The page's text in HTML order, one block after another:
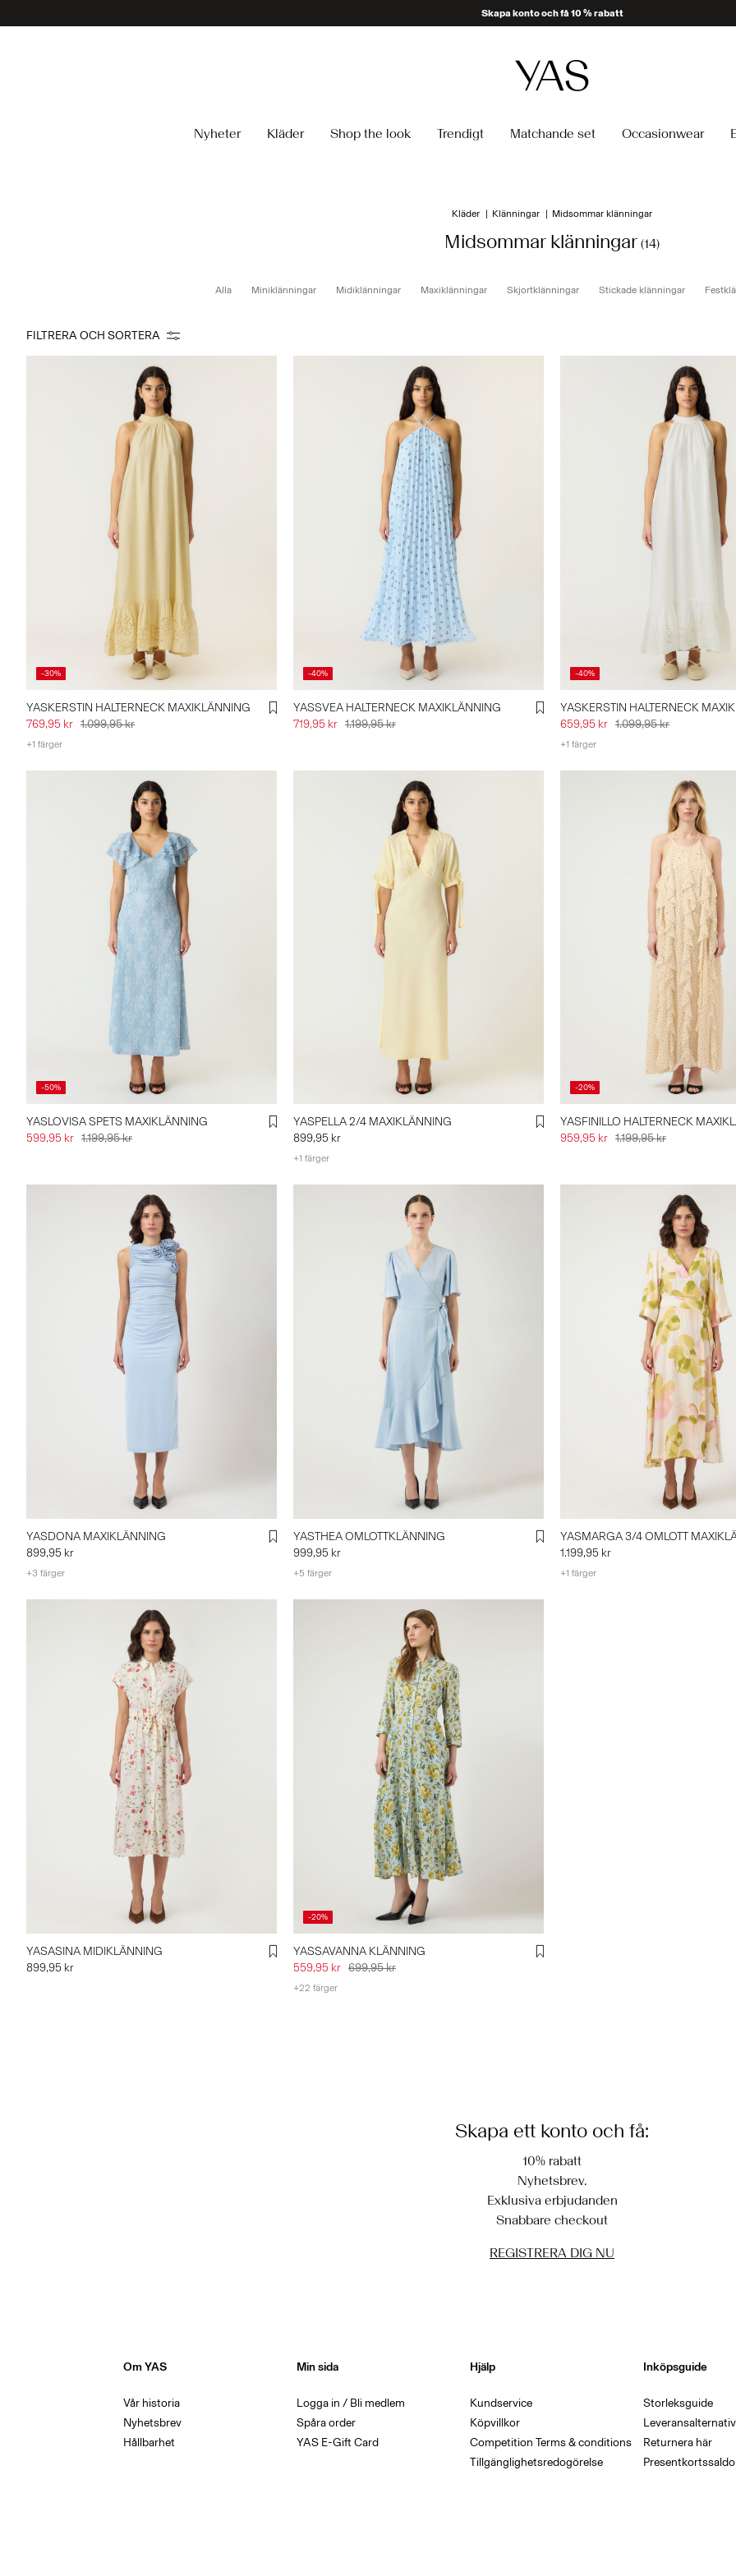
Skapa konto och få 10 % rabatt
Nyheter Kläder Shop the look Trendigt Matchande set Occasionwear
Kläder Klänningar Midsommar klänningar
Midsommar klänningar (14)
Alla Miniklänningar Midiklänningar Maxiklänningar Skjortklänningar Stickade klänningar
FILTRERA OCH SORTERA
-30%
YASKERSTIN HALTERNECK MAXIKLÄNNING
769,95 kr 1.099,95 kr
+1 färger
-40%
YASSVEA HALTERNECK MAXIKLÄNNING
719,95 kr 1.199,95 kr
-40%
YASKERSTIN HALTERNECK
659,95 kr 1.099,95 kr
+1 färger
-50%
YASLOVISA SPETS MAXIKLÄNNING
599,95 kr 1.199,95 kr
YASPELLA 2/4 MAXIKLÄNNING
899,95 kr
+1 färger
-20%
YASFINILLO HALTERNECK
959,95 kr 1.199,95 kr
YASDONA MAXIKLÄNNING
899,95 kr
+3 färger
YASTHEA OMLOTTKLÄNNING
999,95 kr
+5 färger
YASMARGA 3/4 OMLOTT
1.199,95 kr
+1 färger
YASASINA MIDIKLÄNNING
899,95 kr
-20%
YASSAVANNA KLÄNNING
559,95 kr 699,95 kr
+22 färger
Skapa ett konto och få:
10% rabatt
Nyhetsbrev.
Exklusiva erbjudanden
Snabbare checkout
REGISTRERA DIG NU
Om YAS
Vår historia
Nyhetsbrev
Hållbarhet
Min sida
Logga in / Bli medlem
Spåra order
YAS E-Gift Card
Hjälp
Kundservice
Köpvillkor
Competition Terms & conditions
Tillgänglighetsredogörelse
Inköpsguide
Storleksguide
Leveransalternativ
Returnera här
Presentkortssaldo